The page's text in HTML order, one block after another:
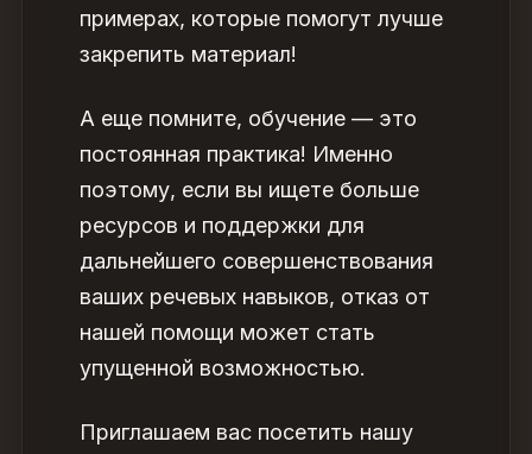
примерах, которые помогут лучше
закрепить материал!
А еще помните, обучение — это
постоянная практика! Именно
поэтому, если вы ищете больше
ресурсов и поддержки для
дальнейшего совершенствования
ваших речевых навыков, отказ от
нашей помощи может стать
упущенной возможностью.
Приглашаем вас посетить нашу